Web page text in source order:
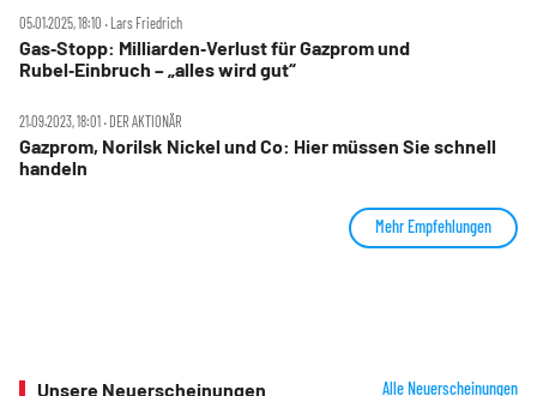
05.01.2025, 18:10 ‧ Lars Friedrich
Gas‑Stopp: Milliarden‑Verlust für Gazprom und
Rubel‑Einbruch – „alles wird gut“
21.09.2023, 18:01 ‧ DER AKTIONÄR
Gazprom, Norilsk Nickel und Co: Hier müssen Sie schnell
handeln
Mehr Empfehlungen
Unsere Neuerscheinungen Alle Neuerscheinungen